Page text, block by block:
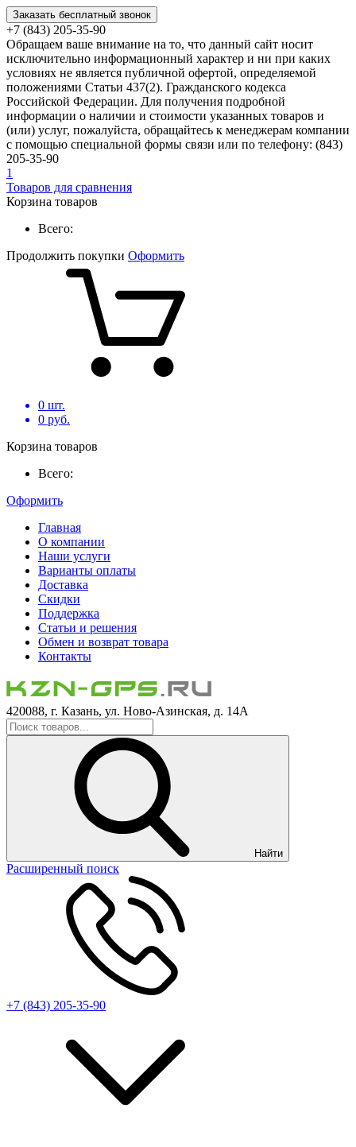
Заказать бесплатный звонок
+7 (843) 205-35-90
Обращаем ваше внимание на то, что данный сайт носит
исключительно информационный характер и ни при каких
условиях не является публичной офертой, определяемой
положениями Статьи 437(2). Гражданского кодекса
Российской Федерации. Для получения подробной
информации о наличии и стоимости указанных товаров и
(или) услуг, пожалуйста, обращайтесь к менеджерам компании
с помощью специальной формы связи или по телефону: (843)
205-35-90
1
Товаров для сравнения
Корзина товаров
Всего:
Продолжить покупки Оформить
0 шт.
0 руб.
Корзина товаров
Всего:
Оформить
Главная
О компании
Наши услуги
Варианты оплаты
Доставка
Скидки
Поддержка
Статьи и решения
Обмен и возврат товара
Контакты
420088, г. Казань, ул. Ново-Азинская, д. 14А
Найти
Расширенный поиск
+7 (843) 205-35-90